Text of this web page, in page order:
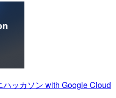
ハッカソン with Google Cloud